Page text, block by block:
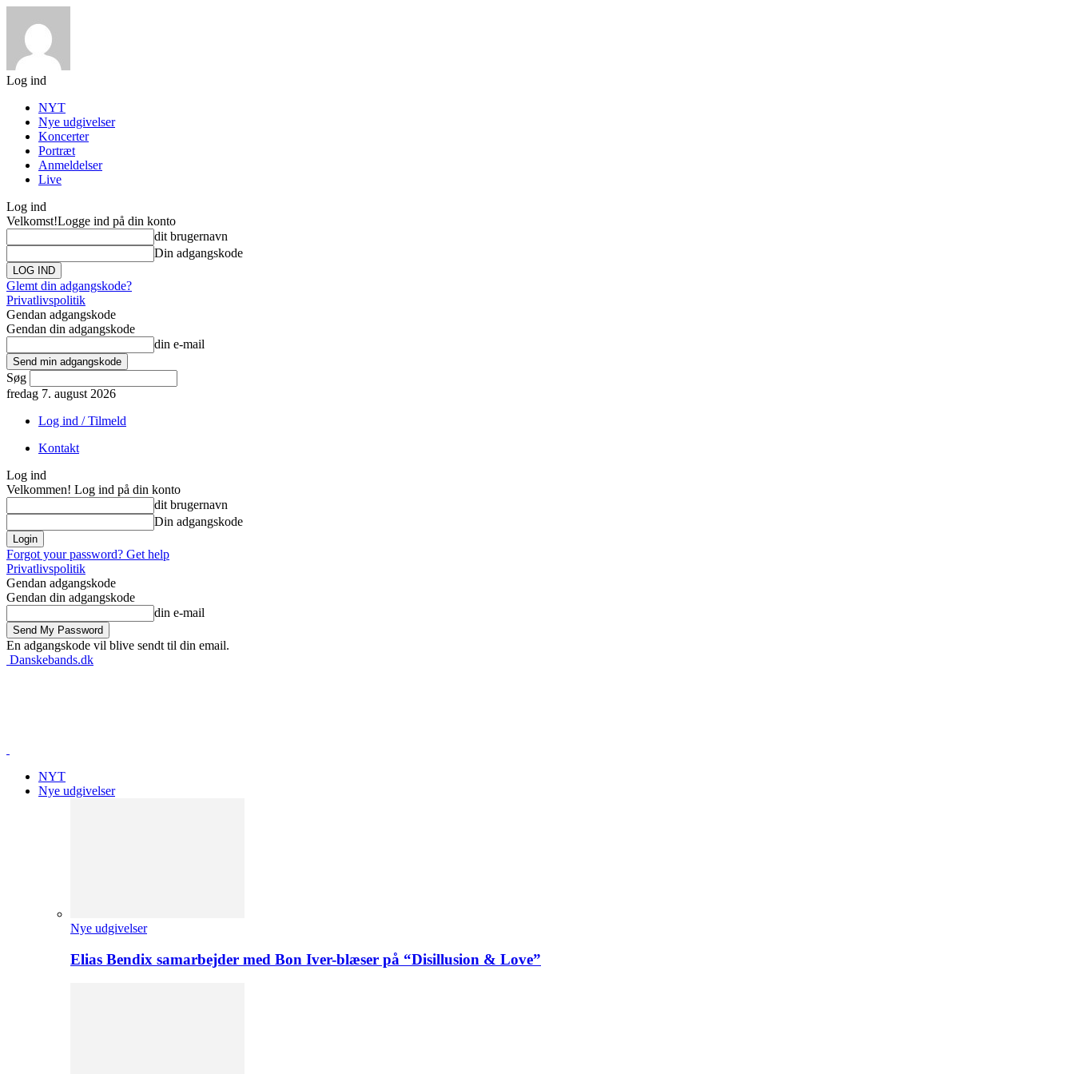
Log ind
NYT
Nye udgivelser
Koncerter
Portræt
Anmeldelser
Live
Log ind
Velkomst!Logge ind på din konto
dit brugernavn
Din adgangskode
Glemt din adgangskode?
Privatlivspolitik
Gendan adgangskode
Gendan din adgangskode
din e-mail
Søg
fredag 7. august 2026
Log ind / Tilmeld
Kontakt
Log ind
Velkommen! Log ind på din konto
dit brugernavn
Din adgangskode
Forgot your password? Get help
Privatlivspolitik
Gendan adgangskode
Gendan din adgangskode
din e-mail
En adgangskode vil blive sendt til din email.
Danskebands.dk
NYT
Nye udgivelser
Nye udgivelser
Elias Bendix samarbejder med Bon Iver-blæser på “Disillusion & Love”